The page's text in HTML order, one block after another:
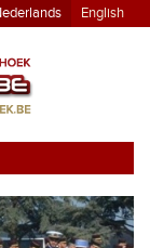
English